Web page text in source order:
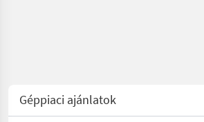
Géppiaci ajánlatok